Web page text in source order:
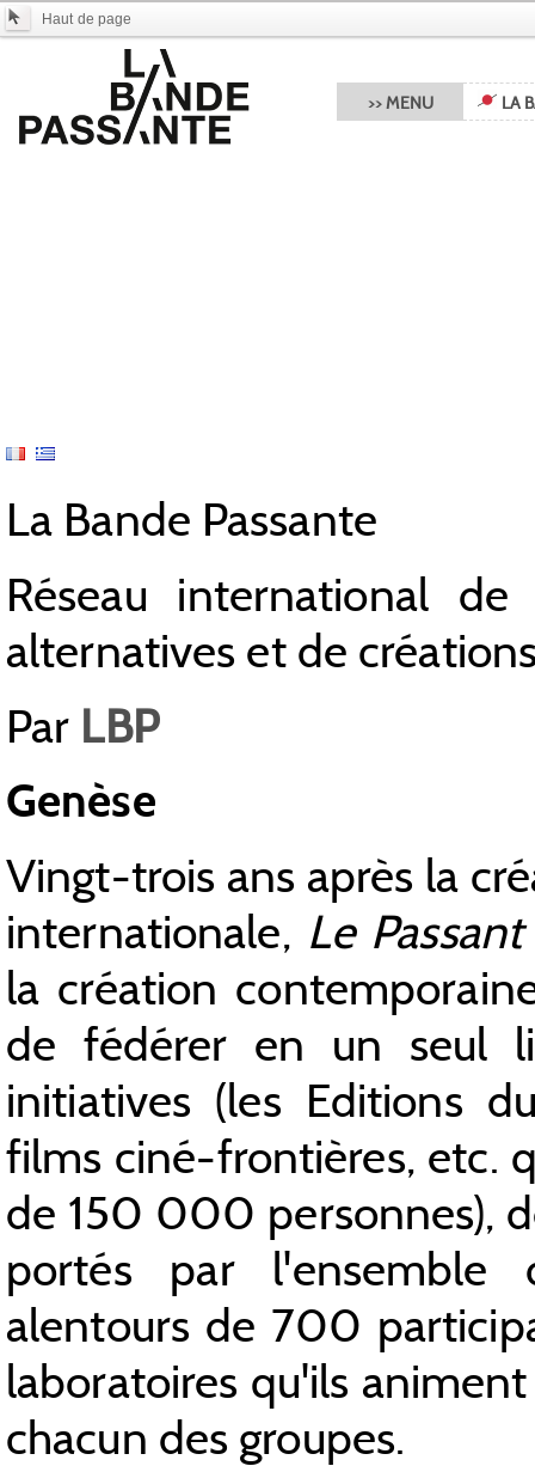
Haut de page
>> MENU LA
La Bande Passante
Réseau international
alternatives et de
Par LBP
Genèse
Vingt-trois ans après la
internationale, Le
la création
de fédérer en un seul
initiatives (les Editions
films ciné-frontières, etc.
de 150 000 personnes),
portés par l'ensemble
alentours de 700
laboratoires qu'ils
chacun des groupes.